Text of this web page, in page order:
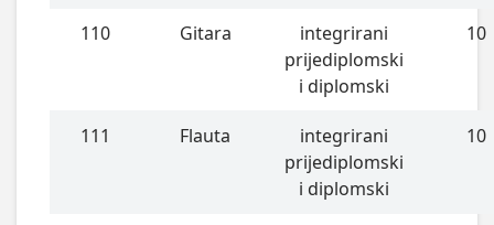
110 Gitara
integrirani
prijediplomski
i diplomski
10
111 Flauta
integrirani
prijediplomski
i diplomski
10